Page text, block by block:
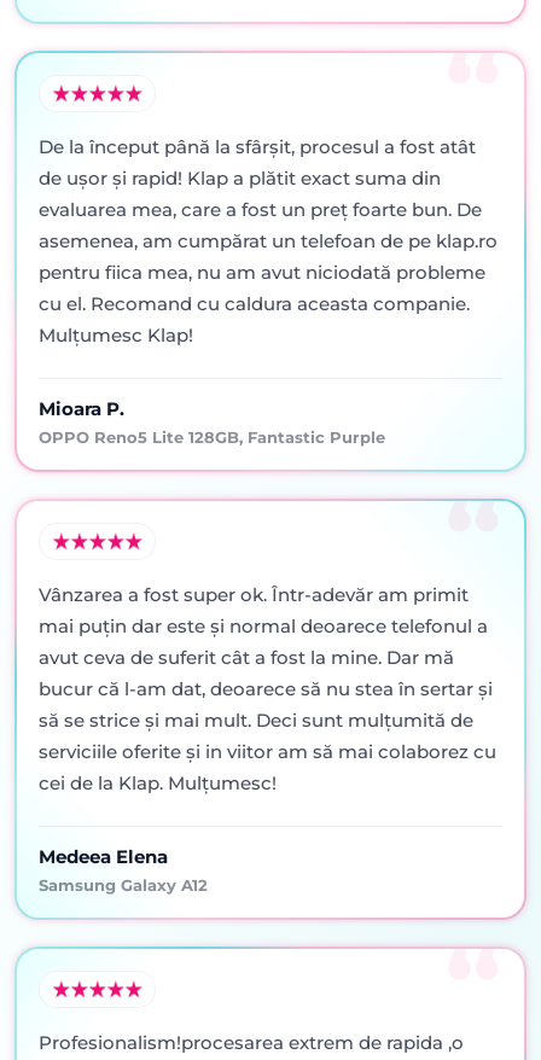
De la început până la sfârșit, procesul a fost atât
de ușor și rapid! Klap a plătit exact suma din
evaluarea mea, care a fost un preț foarte bun. De
asemenea, am cumpărat un telefoan de pe klap.ro
pentru fiica mea, nu am avut niciodată probleme
cu el. Recomand cu caldura aceasta companie.
Mulțumesc Klap!
Mioara P.
OPPO Reno5 Lite 128GB, Fantastic Purple
Vânzarea a fost super ok. Într-adevăr am primit
mai puţin dar este şi normal deoarece telefonul a
avut ceva de suferit cât a fost la mine. Dar mă
bucur că l-am dat, deoarece să nu stea în sertar şi
să se strice şi mai mult. Deci sunt mulţumită de
serviciile oferite şi in viitor am să mai colaborez cu
cei de la Klap. Mulţumesc!
Medeea Elena
Samsung Galaxy A12
Profesionalism!procesarea extrem de rapida ,o